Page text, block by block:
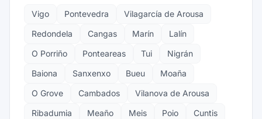
Vigo Pontevedra
Vilagarcía de Arousa
Redondela
Cangas Marín
Lalín
O Porriño
Ponteareas Tui
Nigrán
Baiona
Sanxenxo Bueu
Moaña
O Grove
Cambados
Vilanova de Arousa
Ribadumia
Meaño Meis Poio
Cuntis